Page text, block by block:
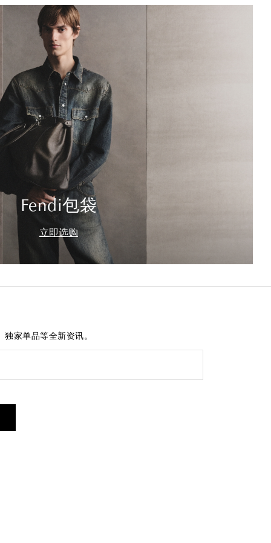
Fendi包袋
立即选购
家单品等全新资讯。